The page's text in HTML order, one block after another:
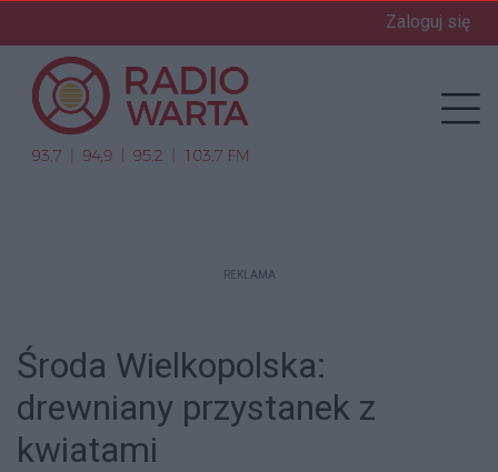
Zaloguj się
REKLAMA
Środa Wielkopolska:
drewniany przystanek z
kwiatami